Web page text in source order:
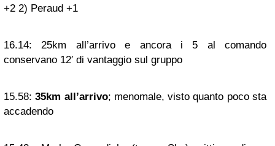
+2 2) Peraud +1
16.14: 25km all’arrivo e ancora i 5 al comando
conservano 12′ di vantaggio sul gruppo
15.58: 35km all’arrivo; menomale, visto quanto poco sta
accadendo